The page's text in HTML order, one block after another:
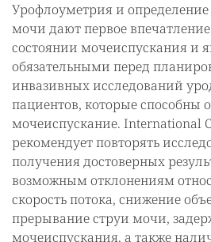
Урофлоуметрия и
мочи дают первое
состоянии мочеиспускания и
обязательными перед
инвазивных исследований
пациентов, которые способны
мочеиспускание. International
рекомендует повторять
получения достоверных
возможным отклонениям
скорость потока, снижение
прерывание струи мочи,
мочеиспускания, а также